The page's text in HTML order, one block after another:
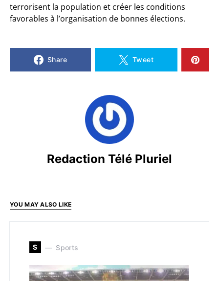
terrorisent la population et créer les conditions
favorables à l’organisation de bonnes élections.
Share Tweet
Redaction Télé Pluriel
YOU MAY ALSO LIKE
S Sports